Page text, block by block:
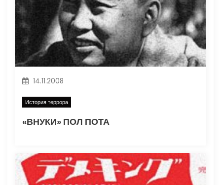
м
14.11.2008
История террора
«ВНУКИ» ПОЛ ПОТА